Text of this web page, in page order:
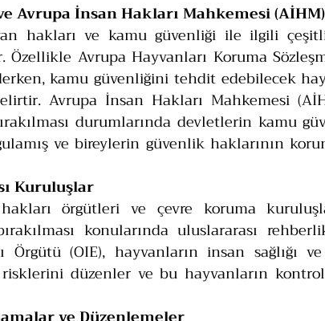
Avrupa İnsan Hakları Mahkemesi (AİHM)
hakları ve kamu güvenliği ile ilgili
Avrupa Hayvanları Koruma
kamu güvenliğini tehdit edebilecek
Avrupa İnsan Hakları Mahkemesi
durumlarında devletlerin kamu
ve bireylerin güvenlik haklarının
Kuruluşlar
örgütleri ve çevre koruma
konularında uluslararası
Örgütü (OIE), hayvanların insan sağlığı
düzenler ve bu hayvanların kontrol